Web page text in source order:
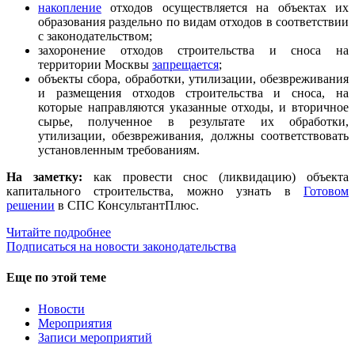
накопление отходов осуществляется на объектах их
образования раздельно по видам отходов в соответствии
с законодательством;
захоронение отходов строительства и сноса на
территории Москвы запрещается;
объекты сбора, обработки, утилизации, обезвреживания
и размещения отходов строительства и сноса, на
которые направляются указанные отходы, и вторичное
сырье, полученное в результате их обработки,
утилизации, обезвреживания, должны соответствовать
установленным требованиям.
На заметку: как провести снос (ликвидацию) объекта
капитального строительства, можно узнать в Готовом
решении в СПС КонсультантПлюс.
Читайте подробнее
Подписаться на новости законодательства
Еще по этой теме
Новости
Мероприятия
Записи мероприятий